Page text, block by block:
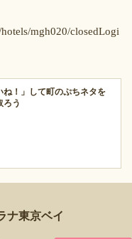
mgh020/closedLogi
ね！」して町のぷちネタを
ろう
ナ東京ベイ